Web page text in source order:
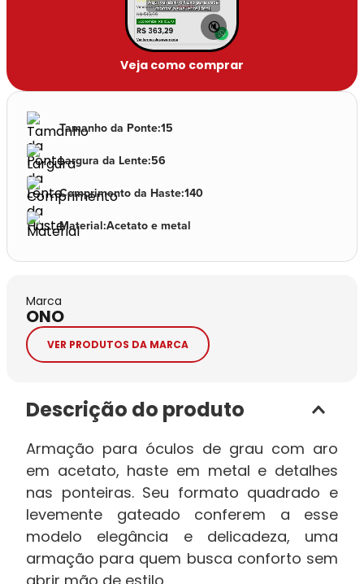
🔇
Veja como comprar
Tamanho da Ponte:15
Largura da Lente:56
Comprimento da Haste:140
Material:Acetato e metal
Marca
ONO
VER PRODUTOS DA MARCA
Descrição do produto
Armação para óculos de grau com aro
em acetato, haste em metal e detalhes
nas ponteiras. Seu formato quadrado e
levemente gateado conferem a esse
modelo elegância e delicadeza, uma
armação para quem busca conforto sem